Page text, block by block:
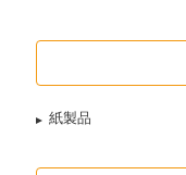
紙製品